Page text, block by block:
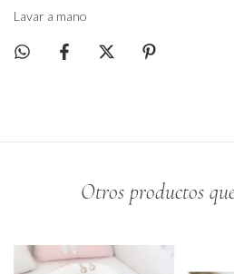
Lavar a mano
Otros productos